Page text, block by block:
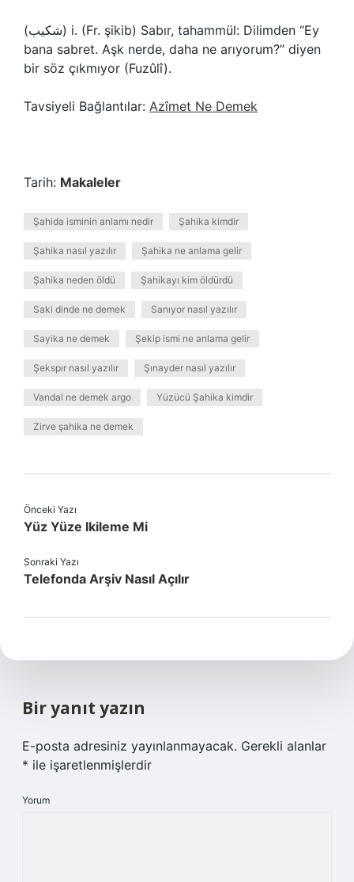
(ﺷﻜﻴﺐ) i. (Fr. şikіb) Sabır, tahammül: Dilimden “Ey
bana sabret. Aşk nerde, daha ne arıyorum?” diyen
bir söz çıkmıyor (Fuzûlî).
Tavsiyeli Bağlantılar: Azîmet Ne Demek
Tarih: Makaleler
Şahida isminin anlamı nedir Şahika kimdir
Şahika nasıl yazılır Şahika ne anlama gelir
Şahika neden öldü Şahikayı kim öldürdü
Saki dinde ne demek Sanıyor nasıl yazılır
Sayika ne demek Şekip ismi ne anlama gelir
Şekspır nasıl yazılır Şınayder nasıl yazılır
Vandal ne demek argo Yüzücü Şahika kimdir
Zirve şahika ne demek
Önceki Yazı
Yüz Yüze Ikileme Mi
Sonraki Yazı
Telefonda Arşiv Nasıl Açılır
Bir yanıt yazın
E-posta adresiniz yayınlanmayacak. Gerekli alanlar
* ile işaretlenmişlerdir
Yorum